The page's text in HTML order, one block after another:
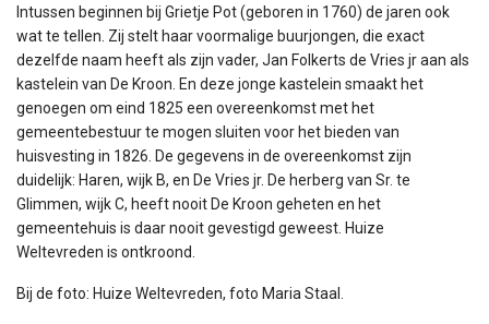
Intussen beginnen bij Grietje Pot (geboren in 1760) de jaren ook
wat te tellen. Zij stelt haar voormalige buurjongen, die exact
dezelfde naam heeft als zijn vader, Jan Folkerts de Vries jr aan als
kastelein van De Kroon. En deze jonge kastelein smaakt het
genoegen om eind 1825 een overeenkomst met het
gemeentebestuur te mogen sluiten voor het bieden van
huisvesting in 1826. De gegevens in de overeenkomst zijn
duidelijk: Haren, wijk B, en De Vries jr. De herberg van Sr. te
Glimmen, wijk C, heeft nooit De Kroon geheten en het
gemeentehuis is daar nooit gevestigd geweest. Huize
Weltevreden is ontkroond.
Bij de foto: Huize Weltevreden, foto Maria Staal.